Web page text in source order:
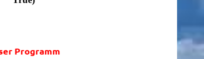
Programm